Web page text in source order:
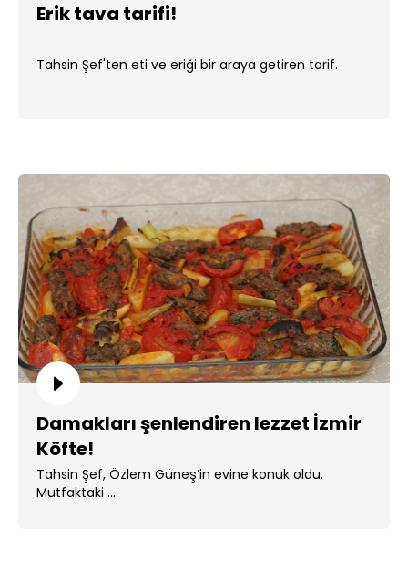
Erik tava tarifi!
Tahsin Şef'ten eti ve eriği bir araya getiren tarif.
Damakları şenlendiren lezzet İzmir
Köfte!
Tahsin Şef, Özlem Güneş’in evine konuk oldu.
Mutfaktaki ...